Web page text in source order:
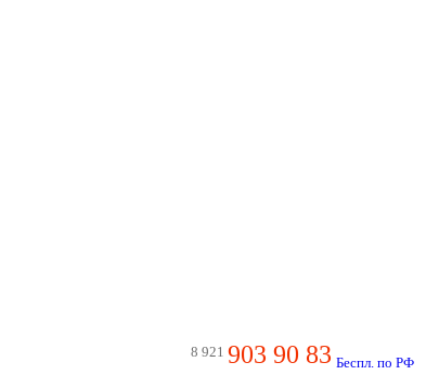
8 921 903 90 83 Беспл. по РФ